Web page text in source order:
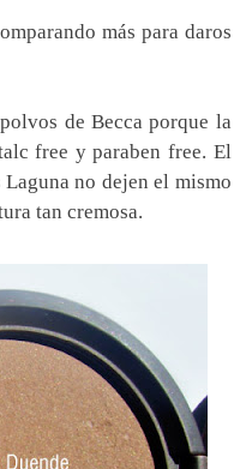
más para daros
de Becca porque la
free y paraben free. El
no dejen el mismo
tan cremosa.